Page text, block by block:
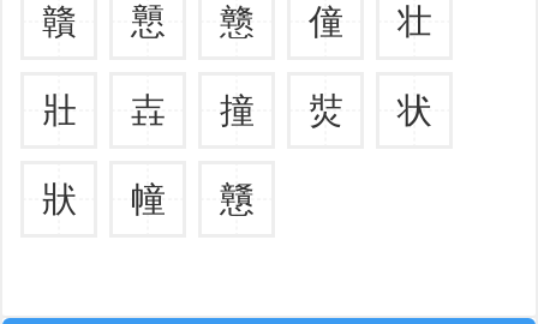
贛 戅 戆 僮 壮
壯 壵 撞 焋 状
狀 幢 戇